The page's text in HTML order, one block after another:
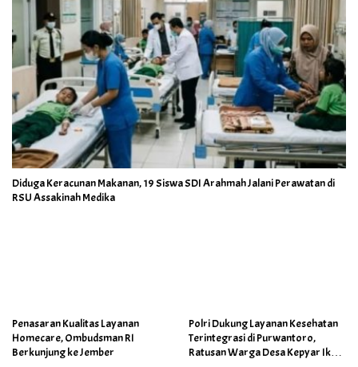
Diduga Keracunan Makanan, 19 Siswa SDI Arahmah Jalani Perawatan di
RSU Assakinah Medika
Penasaran Kualitas Layanan
Homecare, Ombudsman RI
Berkunjung ke Jember
Polri Dukung Layanan Kesehatan
Terintegrasi di Purwantoro,
Ratusan Warga Desa Kepyar Ikuti